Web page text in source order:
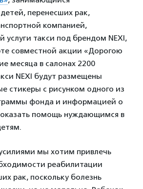
перенесших рак,
компанией,
услуги такси под брендом NEXI,
совместной акции «Дорогою
месяца в салонах 2200
NEXI будут размещены
стикеры с рисунком одного из
фонда и информацией о
помощь нуждающимся в
мы хотим привлечь
реабилитации
рак, поскольку болезнь